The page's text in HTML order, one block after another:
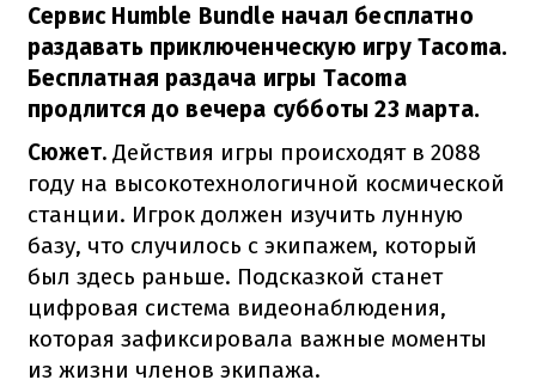
Сервис Humble Bundle начал бесплатно
раздавать приключенческую игру Tacoma.
Бесплатная раздача игры Tacoma
продлится до вечера субботы 23 марта.
Сюжет. Действия игры происходят в 2088
году на высокотехнологичной космической
станции. Игрок должен изучить лунную
базу, что случилось с экипажем, который
был здесь раньше. Подсказкой станет
цифровая система видеонаблюдения,
которая зафиксировала важные моменты
из жизни членов экипажа.